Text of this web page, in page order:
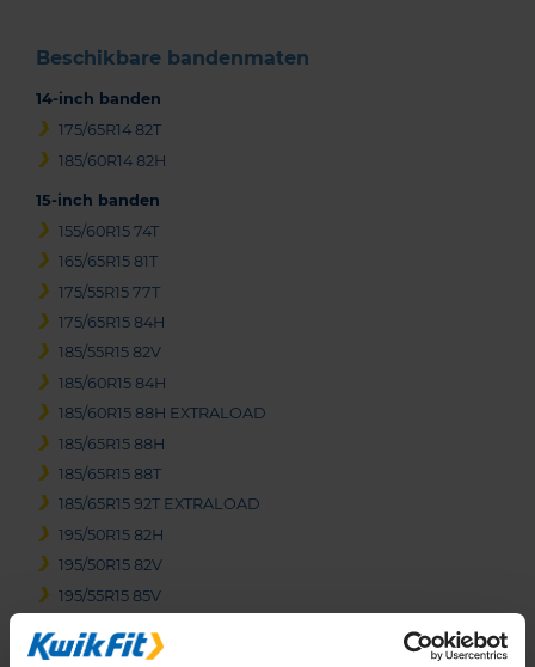
Beschikbare bandenmaten
14-inch banden
175/65R14 82T
185/60R14 82H
15-inch banden
155/60R15 74T
165/65R15 81T
175/55R15 77T
175/65R15 84H
185/55R15 82V
185/60R15 84H
185/60R15 88H EXTRALOAD
185/65R15 88H
185/65R15 88T
185/65R15 92T EXTRALOAD
195/50R15 82H
195/50R15 82V
195/55R15 85V
195/60R15 88V